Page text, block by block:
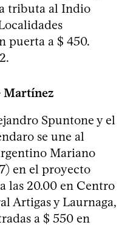
tributa al Indio
puerta a $ 450.
Martínez
Spuntone y el
se une al
Mariano
en el proyecto
las 20.00 en Centro
Artigas y Laurnaga,
a $ 550 en